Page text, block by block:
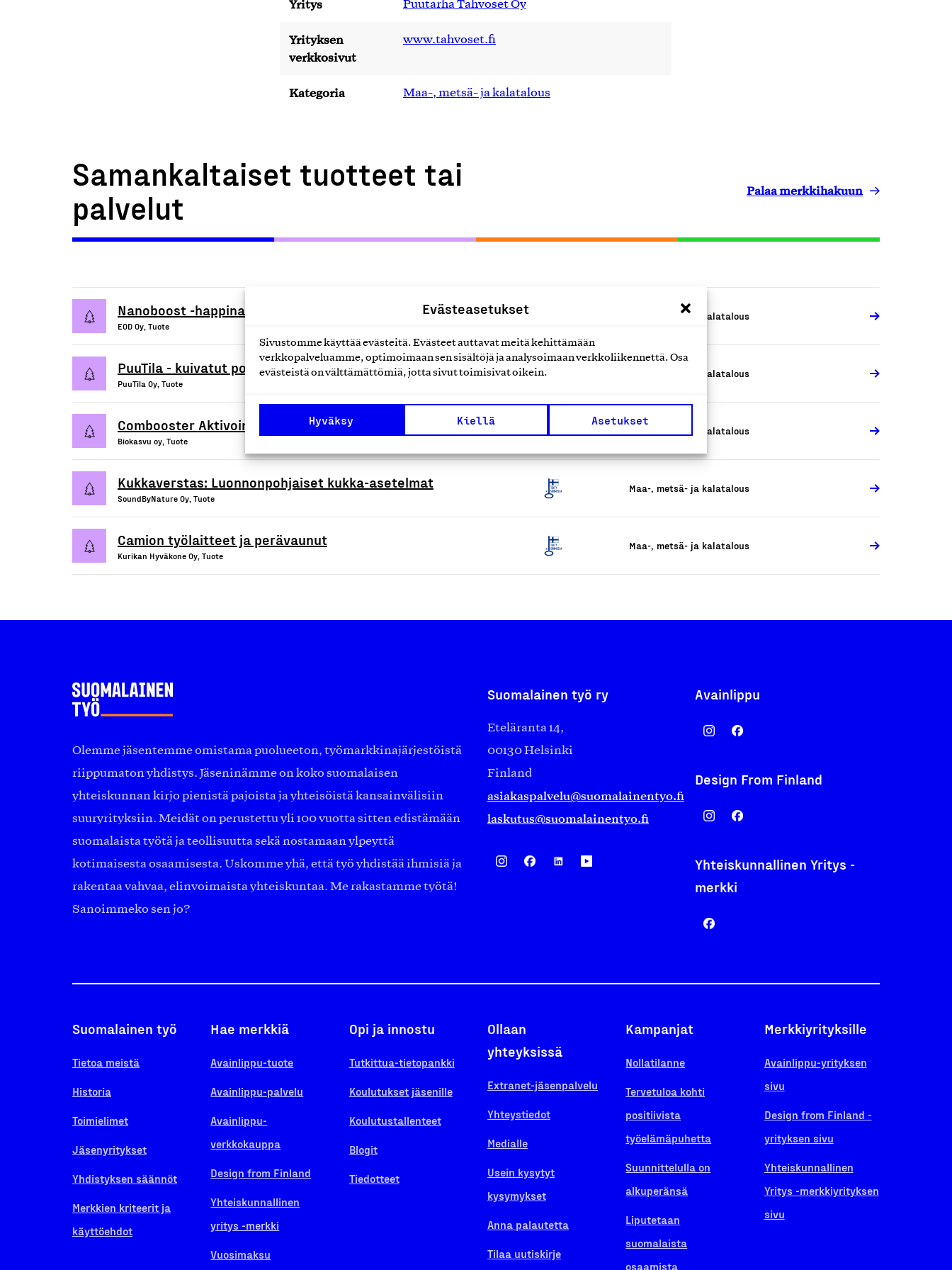
Evästeasetukset
Sivustomme käyttää evästeitä. Evästeet auttavat meitä kehittämään
verkkopalveluamme, optimoimaan sen sisältöjä ja analysoimaan verkkoliikennettä. Osa
evästeistä on välttämättömiä, jotta sivut toimisivat oikein.
Hyväksy Kiellä Asetukset
Yritys Puutarha Tahvoset Oy
Yrityksen
verkkosivut
www.tahvoset.fi
Kategoria Maa-, metsä- ja kalatalous
Samankaltaiset tuotteet tai
palvelut
Palaa merkkihakuun
Nanoboost -happinanokupla­generaattori
EOD Oy, Tuote
Maa-, metsä- ja kalatalous
PuuTila - kuivatut polttopuut
PuuTila Oy, Tuote
Maa-, metsä- ja kalatalous
Combooster Aktivointiliuos (Lannoitevalmiste)
Biokasvu oy, Tuote
Maa-, metsä- ja kalatalous
Kukkaverstas: Luonnonpohjaiset kukka-asetelmat
SoundByNature Oy, Tuote
Maa-, metsä- ja kalatalous
Camion työlaitteet ja perävaunut
Kurikan Hyväkone Oy, Tuote
Maa-, metsä- ja kalatalous
Olemme jäsentemme omistama puolueeton, työmarkkinajärjestöistä
riippumaton yhdistys. Jäseninämme on koko suomalaisen
yhteiskunnan kirjo pienistä pajoista ja yhteisöistä kansainvälisiin
suuryrityksiin. Meidät on perustettu yli 100 vuotta sitten edistämään
suomalaista työtä ja teollisuutta sekä nostamaan ylpeyttä
kotimaisesta osaamisesta. Uskomme yhä, että työ yhdistää ihmisiä ja
rakentaa vahvaa, elinvoimaista yhteiskuntaa. Me rakastamme työtä!
Sanoimmeko sen jo?
Suomalainen työ ry
Eteläranta 14,
00130 Helsinki
Finland
asiakaspalvelu@suomalainentyo.fi
laskutus@suomalainentyo.fi
Avainlippu
Design From Finland
Yhteiskunnallinen Yritys -
merkki
Suomalainen työ
Tietoa meistä
Historia
Toimielimet
Jäsenyritykset
Yhdistyksen säännöt
Merkkien kriteerit ja
käyttöehdot
Hae merkkiä
Avainlippu-tuote
Avainlippu-palvelu
Avainlippu-
verkkokauppa
Design from Finland
Yhteiskunnallinen
yritys -merkki
Vuosimaksu
Opi ja innostu
Tutkittua-tietopankki
Koulutukset jäsenille
Koulutustallenteet
Blogit
Tiedotteet
Ollaan
yhteyksissä
Extranet-jäsenpalvelu
Yhteystiedot
Medialle
Usein kysytyt
kysymykset
Anna palautetta
Tilaa uutiskirje
Kampanjat
Nollatilanne
Tervetuloa kohti
positiivista
työelämäpuhetta
Suunnittelulla on
alkuperänsä
Liputetaan
suomalaista
osaamista
Merkkiyrityksille
Avainlippu-yrityksen
sivu
Design from Finland -
yrityksen sivu
Yhteiskunnallinen
Yritys -merkkiyrityksen
sivu